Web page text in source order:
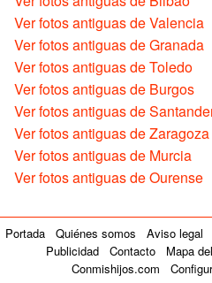
Ver fotos antiguas de Valencia
Ver fotos antiguas de Granada
Ver fotos antiguas de Toledo
Ver fotos antiguas de Burgos
Ver fotos antiguas de
Ver fotos antiguas de Zaragoza
Ver fotos antiguas de Murcia
Ver fotos antiguas de Ourense
Portada Quiénes somos Aviso legal
Publicidad
Contacto Mapa
Conmishijos.com